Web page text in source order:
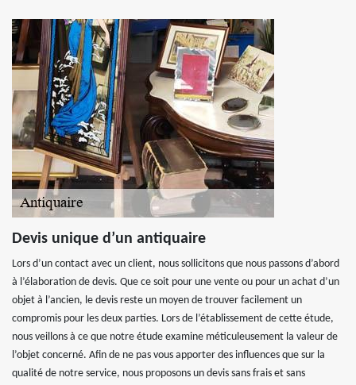
Devis unique d’un antiquaire
Lors d’un contact avec un client, nous sollicitons que nous passons d’abord
à l’élaboration de devis. Que ce soit pour une vente ou pour un achat d’un
objet à l’ancien, le devis reste un moyen de trouver facilement un
compromis pour les deux parties. Lors de l’établissement de cette étude,
nous veillons à ce que notre étude examine méticuleusement la valeur de
l’objet concerné. Afin de ne pas vous apporter des influences que sur la
qualité de notre service, nous proposons un devis sans frais et sans